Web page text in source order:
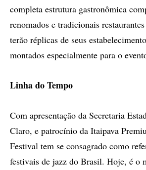
completa estrutura gastronômica
renomados e tradicionais
terão réplicas de seus
montados especialmente para o
Linha do Tempo
Com apresentação da Secretaria
Claro, e patrocínio da Itaipava
Festival tem se consagrado como
festivais de jazz do Brasil. Hoje, é o